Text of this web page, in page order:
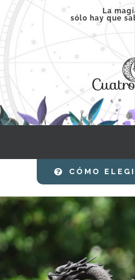
Saltar
contenido
La
sólo hay que
INICIO
SERVICIOS
CÓMO